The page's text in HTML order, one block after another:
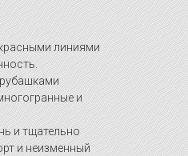
линиями
и
и тщательно
и неизменный